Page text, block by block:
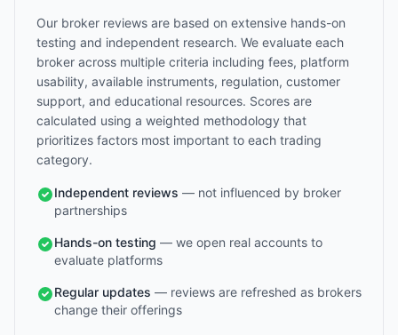
Our broker reviews are based on extensive hands-on
testing and independent research. We evaluate each
broker across multiple criteria including fees, platform
usability, available instruments, regulation, customer
support, and educational resources. Scores are
calculated using a weighted methodology that
prioritizes factors most important to each trading
category.
Independent reviews — not influenced by broker
partnerships
Hands-on testing — we open real accounts to
evaluate platforms
Regular updates — reviews are refreshed as brokers
change their offerings